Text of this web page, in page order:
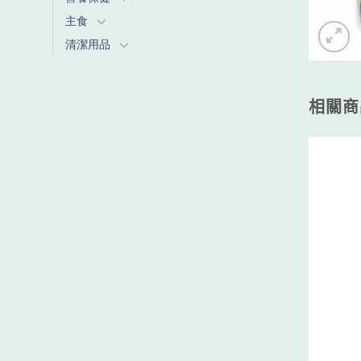
主食
清潔用品
相關